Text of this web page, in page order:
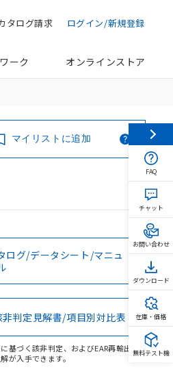
ログイン/新規登録
タログ請求
ーク オンラインストア
マイリストに追加
ログ/データシート/マニュ
非判定見解書/項目別対比表
基づく該非判定、およびEAR再輸出規
が入手できます。
FAQ
チャット
お問い合わせ
ダウンロード
在庫・価格
無料テスト機